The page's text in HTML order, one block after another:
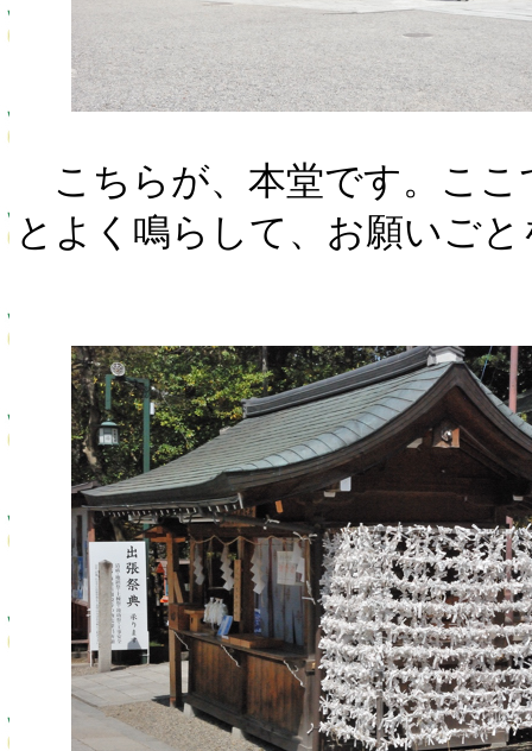
こちらが、本堂です。ここ
とよく鳴らして、お願いご